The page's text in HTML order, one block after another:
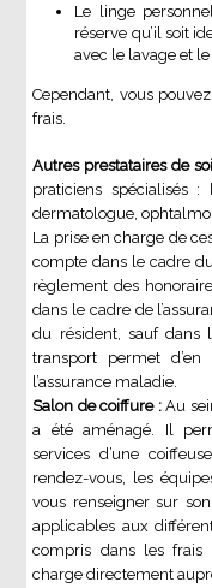
Le linge
réserve qu’il soit
avec le lavage et
Cependant, vous
frais.
Autres prestataires de
praticiens spécialisés :
dermatologue,
La prise en charge de
compte dans le cadre
règlement des
dans le cadre de
du résident, sauf dans
transport permet
l’assurance maladie.
Salon de coiffure :Au
a été aménagé. Il
services d’une
rendez-vous, les
vous renseigner sur
applicables aux
compris dans les frais
charge directement